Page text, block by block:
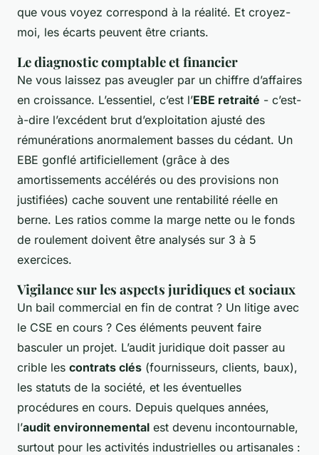
que vous voyez correspond à la réalité. Et croyez-
moi, les écarts peuvent être criants.
Le diagnostic comptable et financier
Ne vous laissez pas aveugler par un chiffre d’affaires
en croissance. L’essentiel, c’est l’EBE retraité - c’est-
à-dire l’excédent brut d’exploitation ajusté des
rémunérations anormalement basses du cédant. Un
EBE gonflé artificiellement (grâce à des
amortissements accélérés ou des provisions non
justifiées) cache souvent une rentabilité réelle en
berne. Les ratios comme la marge nette ou le fonds
de roulement doivent être analysés sur 3 à 5
exercices.
Vigilance sur les aspects juridiques et sociaux
Un bail commercial en fin de contrat ? Un litige avec
le CSE en cours ? Ces éléments peuvent faire
basculer un projet. L’audit juridique doit passer au
crible les contrats clés (fournisseurs, clients, baux),
les statuts de la société, et les éventuelles
procédures en cours. Depuis quelques années,
l’audit environnemental est devenu incontournable,
surtout pour les activités industrielles ou artisanales :